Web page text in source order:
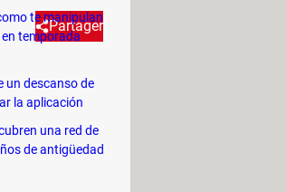
Partager
qué a veces
la
te manipulan
temporada
un descanso de
la aplicación
una red de
de antigüedad